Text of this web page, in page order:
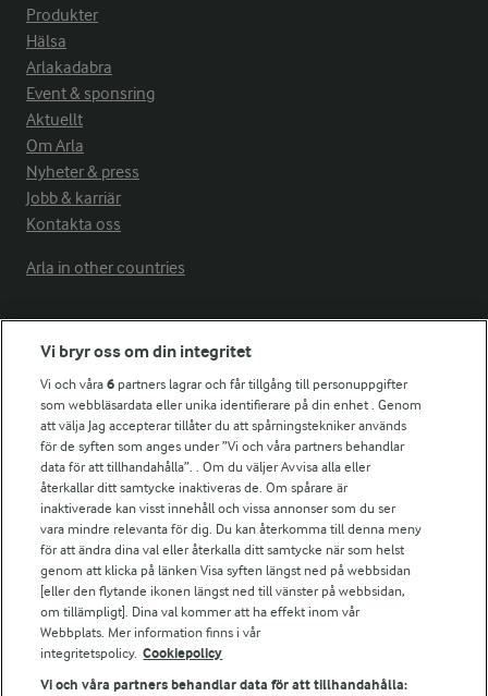
Produkter
Hälsa
Arlakadabra
Event & sponsring
Aktuellt
Om Arla
Nyheter & press
Jobb & karriär
Kontakta oss
Arla in other countries
Fler Arlasajter
För ägare
Arlas kundportal
Arla.com
Falbygdens Ost
Arla webbshop
Bildbank
Följ oss
Vi bryr oss om din integritet
Vi och våra6 partners lagrar och får tillgång till personuppgifter
som webbläsardata eller unika identifierare på din enhet . Genom
att välja Jag accepterar tillåter du att spårningstekniker används
för de syften som anges under ”Vi och våra partners behandlar
data för att tillhandahålla”. . Om du väljer Avvisa alla eller
återkallar ditt samtycke inaktiveras de. Om spårare är
inaktiverade kan visst innehåll och vissa annonser som du ser
vara mindre relevanta för dig. Du kan återkomma till denna meny
för att ändra dina val eller återkalla ditt samtycke när som helst
genom att klicka på länken Visa syften längst ned på webbsidan
[eller den flytande ikonen längst ned till vänster på webbsidan,
om tillämpligt]. Dina val kommer att ha effekt inom vår
Webbplats. Mer information finns i vår
integritetspolicy. Cookiepolicy
Vi och våra partners behandlar data för att tillhandahålla: